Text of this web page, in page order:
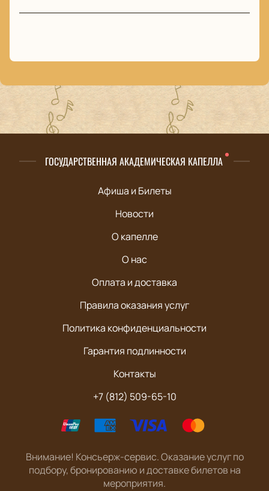
ГОСУДАРСТВЕННАЯ АКАДЕМИЧЕСКАЯ КАПЕЛЛА
Афиша и Билеты
Новости
О капелле
О нас
Оплата и доставка
Правила оказания услуг
Политика конфиденциальности
Гарантия подлинности
Контакты
+7 (812) 509-65-10
Внимание! Консьерж-сервис. Оказание услуг по
подбору, бронированию и доставке билетов на
мероприятия.